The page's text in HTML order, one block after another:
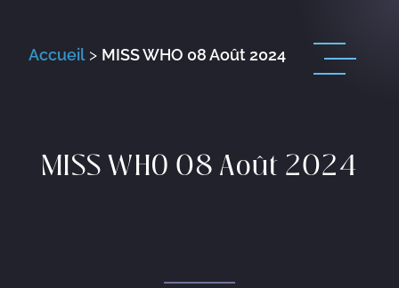
Accueil> MISS WHO 08 Août 2024
MISS WHO 08 Août 2024